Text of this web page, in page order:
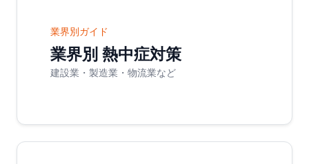
業界別ガイド
業界別 熱中症対策
建設業・製造業・物流業など